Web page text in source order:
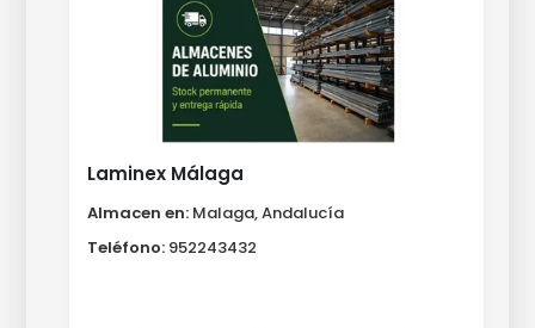
Laminex Málaga
Almacen en: Malaga, Andalucía
Teléfono: 952243432